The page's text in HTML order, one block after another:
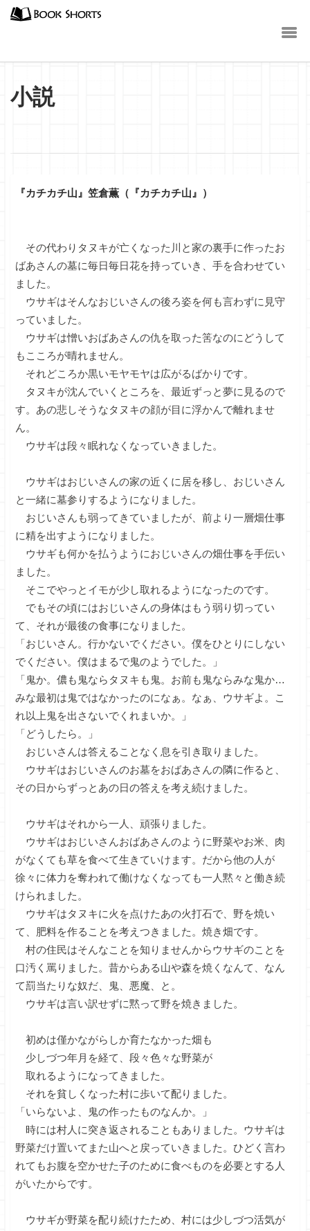
小説
『カチカチ山』笠倉薫（『カチカチ山』）
その代わりタヌキが亡くなった川と家の裏手に作ったお
ばあさんの墓に毎日毎日花を持っていき、手を合わせてい
ました。
ウサギはそんなおじいさんの後ろ姿を何も言わずに見守
っていました。
ウサギは憎いおばあさんの仇を取った筈なのにどうして
もこころが晴れません。
それどころか黒いモヤモヤは広がるばかりです。
タヌキが沈んでいくところを、最近ずっと夢に見るので
す。あの悲しそうなタヌキの顔が目に浮かんで離れませ
ん。
ウサギは段々眠れなくなっていきました。
ウサギはおじいさんの家の近くに居を移し、おじいさん
と一緒に墓参りするようになりました。
おじいさんも弱ってきていましたが、前より一層畑仕事
に精を出すようになりました。
ウサギも何かを払うようにおじいさんの畑仕事を手伝い
ました。
そこでやっとイモが少し取れるようになったのです。
でもその頃にはおじいさんの身体はもう弱り切ってい
て、それが最後の食事になりました。
「おじいさん。行かないでください。僕をひとりにしない
でください。僕はまるで鬼のようでした。」
「鬼か。儂も鬼ならタヌキも鬼。お前も鬼ならみな鬼か…
みな最初は鬼ではなかったのになぁ。なぁ、ウサギよ。こ
れ以上鬼を出さないでくれまいか。」
「どうしたら。」
おじいさんは答えることなく息を引き取りました。
ウサギはおじいさんのお墓をおばあさんの隣に作ると、
その日からずっとあの日の答えを考え続けました。
ウサギはそれから一人、頑張りました。
ウサギはおじいさんおばあさんのように野菜やお米、肉
がなくても草を食べて生きていけます。だから他の人が
徐々に体力を奪われて働けなくなっても一人黙々と働き続
けられました。
ウサギはタヌキに火を点けたあの火打石で、野を焼い
て、肥料を作ることを考えつきました。焼き畑です。
村の住民はそんなことを知りませんからウサギのことを
口汚く罵りました。昔からある山や森を焼くなんて、なん
て罰当たりな奴だ、鬼、悪魔、と。
ウサギは言い訳せずに黙って野を焼きました。
初めは僅かながらしか育たなかった畑も
少しづつ年月を経て、段々色々な野菜が
取れるようになってきました。
それを貧しくなった村に歩いて配りました。
「いらないよ、鬼の作ったものなんか。」
時には村人に突き返されることもありました。ウサギは
野菜だけ置いてまた山へと戻っていきました。ひどく言わ
れてもお腹を空かせた子のために食べものを必要とする人
がいたからです。
ウサギが野菜を配り続けたため、村には少しづつ活気が